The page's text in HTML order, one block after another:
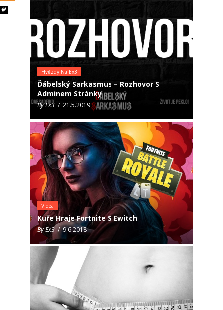
Hvězdy Na Ex3
Ďábelský Sarkasmus – Rozhovor S
Adminem Stránky
By Ex3/ 21.5.2019
Videa
Kuře Hraje Fortnite S Ewitch
By Ex3/ 9.6.2018